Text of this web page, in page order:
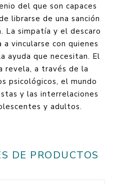
del que son capaces
librarse de una sanción
La simpatía y el descaro
vincularse con quienes
ayuda que necesitan. El
revela, a través de la
psicológicos, el mundo
y las interrelaciones
y adultos.
DE PRODUCTOS